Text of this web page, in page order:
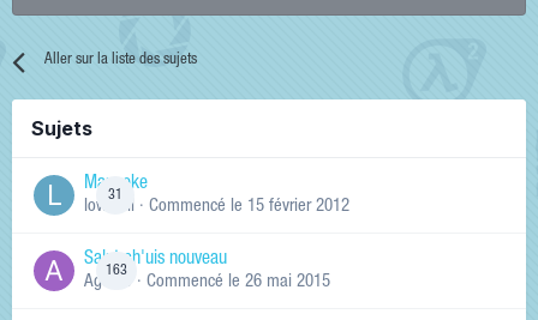
Aller sur la liste des sujets
Sujets
31
Manneke
lowskill · Commencé le 15 février 2012
163
Salut ch'uis nouveau
Ag0Nie · Commencé le 26 mai 2015